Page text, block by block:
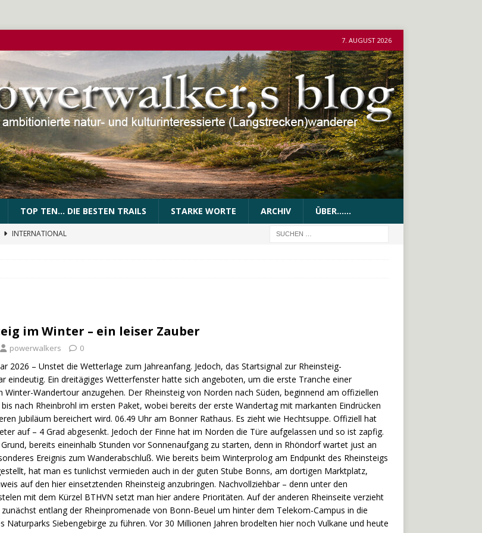
7. AUGUST 2026
TOP TEN… DIE BESTEN TRAILS STARKE WORTE ARCHIV ÜBER……
INTERNATIONAL
im Winter – ein leiser Zauber
powerwalkers 0
2026 – Unstet die Wetterlage zum Jahreanfang. Jedoch, das Startsignal zur Rheinsteig-
eindeutig. Ein dreitägiges Wetterfenster hatte sich angeboten, um die erste Tranche einer
Winter-Wandertour anzugehen. Der Rheinsteig von Norden nach Süden, beginnend am offiziellen
nach Rheinbrohl im ersten Paket, wobei bereits der erste Wandertag mit markanten Eindrücken
Jubiläum bereichert wird. 06.49 Uhr am Bonner Rathaus. Es zieht wie Hechtsuppe. Offiziell hat
auf – 4 Grad abgesenkt. Jedoch der Finne hat im Norden die Türe aufgelassen und so ist zapfig.
bereits eineinhalb Stunden vor Sonnenaufgang zu starten, denn in Rhöndorf wartet just an
Ereignis zum Wanderabschluß. Wie bereits beim Winterprolog am Endpunkt des Rheinsteigs
hat man es tunlichst vermieden auch in der guten Stube Bonns, am dortigen Marktplatz,
auf den hier einsetztenden Rheinsteig anzubringen. Nachvollziehbar – denn unter den
mit dem Kürzel BTHVN setzt man hier andere Prioritäten. Auf der anderen Rheinseite verzieht
entlang der Rheinpromenade von Bonn-Beuel um hinter dem Telekom-Campus in die
Naturparks Siebengebirge zu führen. Vor 30 Millionen Jahren brodelten hier noch Vulkane und heute